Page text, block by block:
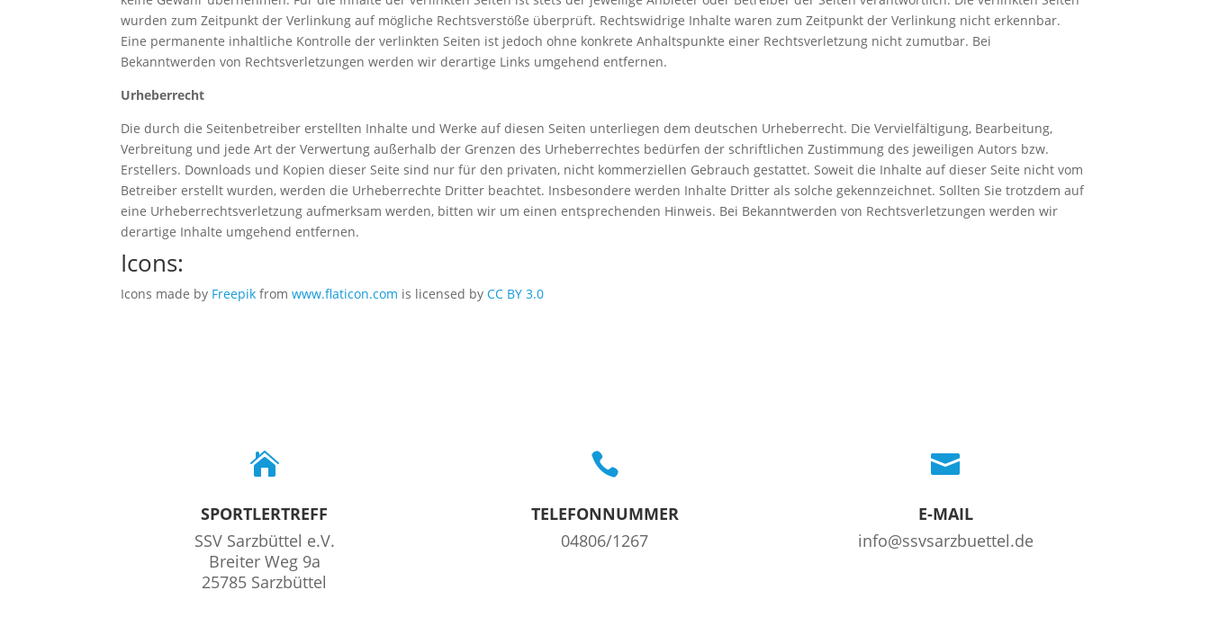
wurden zum Zeitpunkt der Verlinkung auf mögliche Rechtsverstöße überprüft. Rechtswidrige Inhalte waren zum Zeitpunkt der Verlinkung nicht erkennbar.
Eine permanente inhaltliche Kontrolle der verlinkten Seiten ist jedoch ohne konkrete Anhaltspunkte einer Rechtsverletzung nicht zumutbar. Bei
Bekanntwerden von Rechtsverletzungen werden wir derartige Links umgehend entfernen.
Urheberrecht
Die durch die Seitenbetreiber erstellten Inhalte und Werke auf diesen Seiten unterliegen dem deutschen Urheberrecht. Die Vervielfältigung, Bearbeitung,
Verbreitung und jede Art der Verwertung außerhalb der Grenzen des Urheberrechtes bedürfen der schriftlichen Zustimmung des jeweiligen Autors bzw.
Erstellers. Downloads und Kopien dieser Seite sind nur für den privaten, nicht kommerziellen Gebrauch gestattet. Soweit die Inhalte auf dieser Seite nicht vom
Betreiber erstellt wurden, werden die Urheberrechte Dritter beachtet. Insbesondere werden Inhalte Dritter als solche gekennzeichnet. Sollten Sie trotzdem auf
eine Urheberrechtsverletzung aufmerksam werden, bitten wir um einen entsprechenden Hinweis. Bei Bekanntwerden von Rechtsverletzungen werden wir
derartige Inhalte umgehend entfernen.
Icons:
Icons made by Freepik from www.flaticon.com is licensed by CC BY 3.0

SPORTLERTREFF
SSV Sarzbüttel e.V.
Breiter Weg 9a
25785 Sarzbüttel

TELEFONNUMMER
04806/1267

E-MAIL
info@ssvsarzbuettel.de